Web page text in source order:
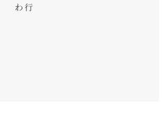
わ行